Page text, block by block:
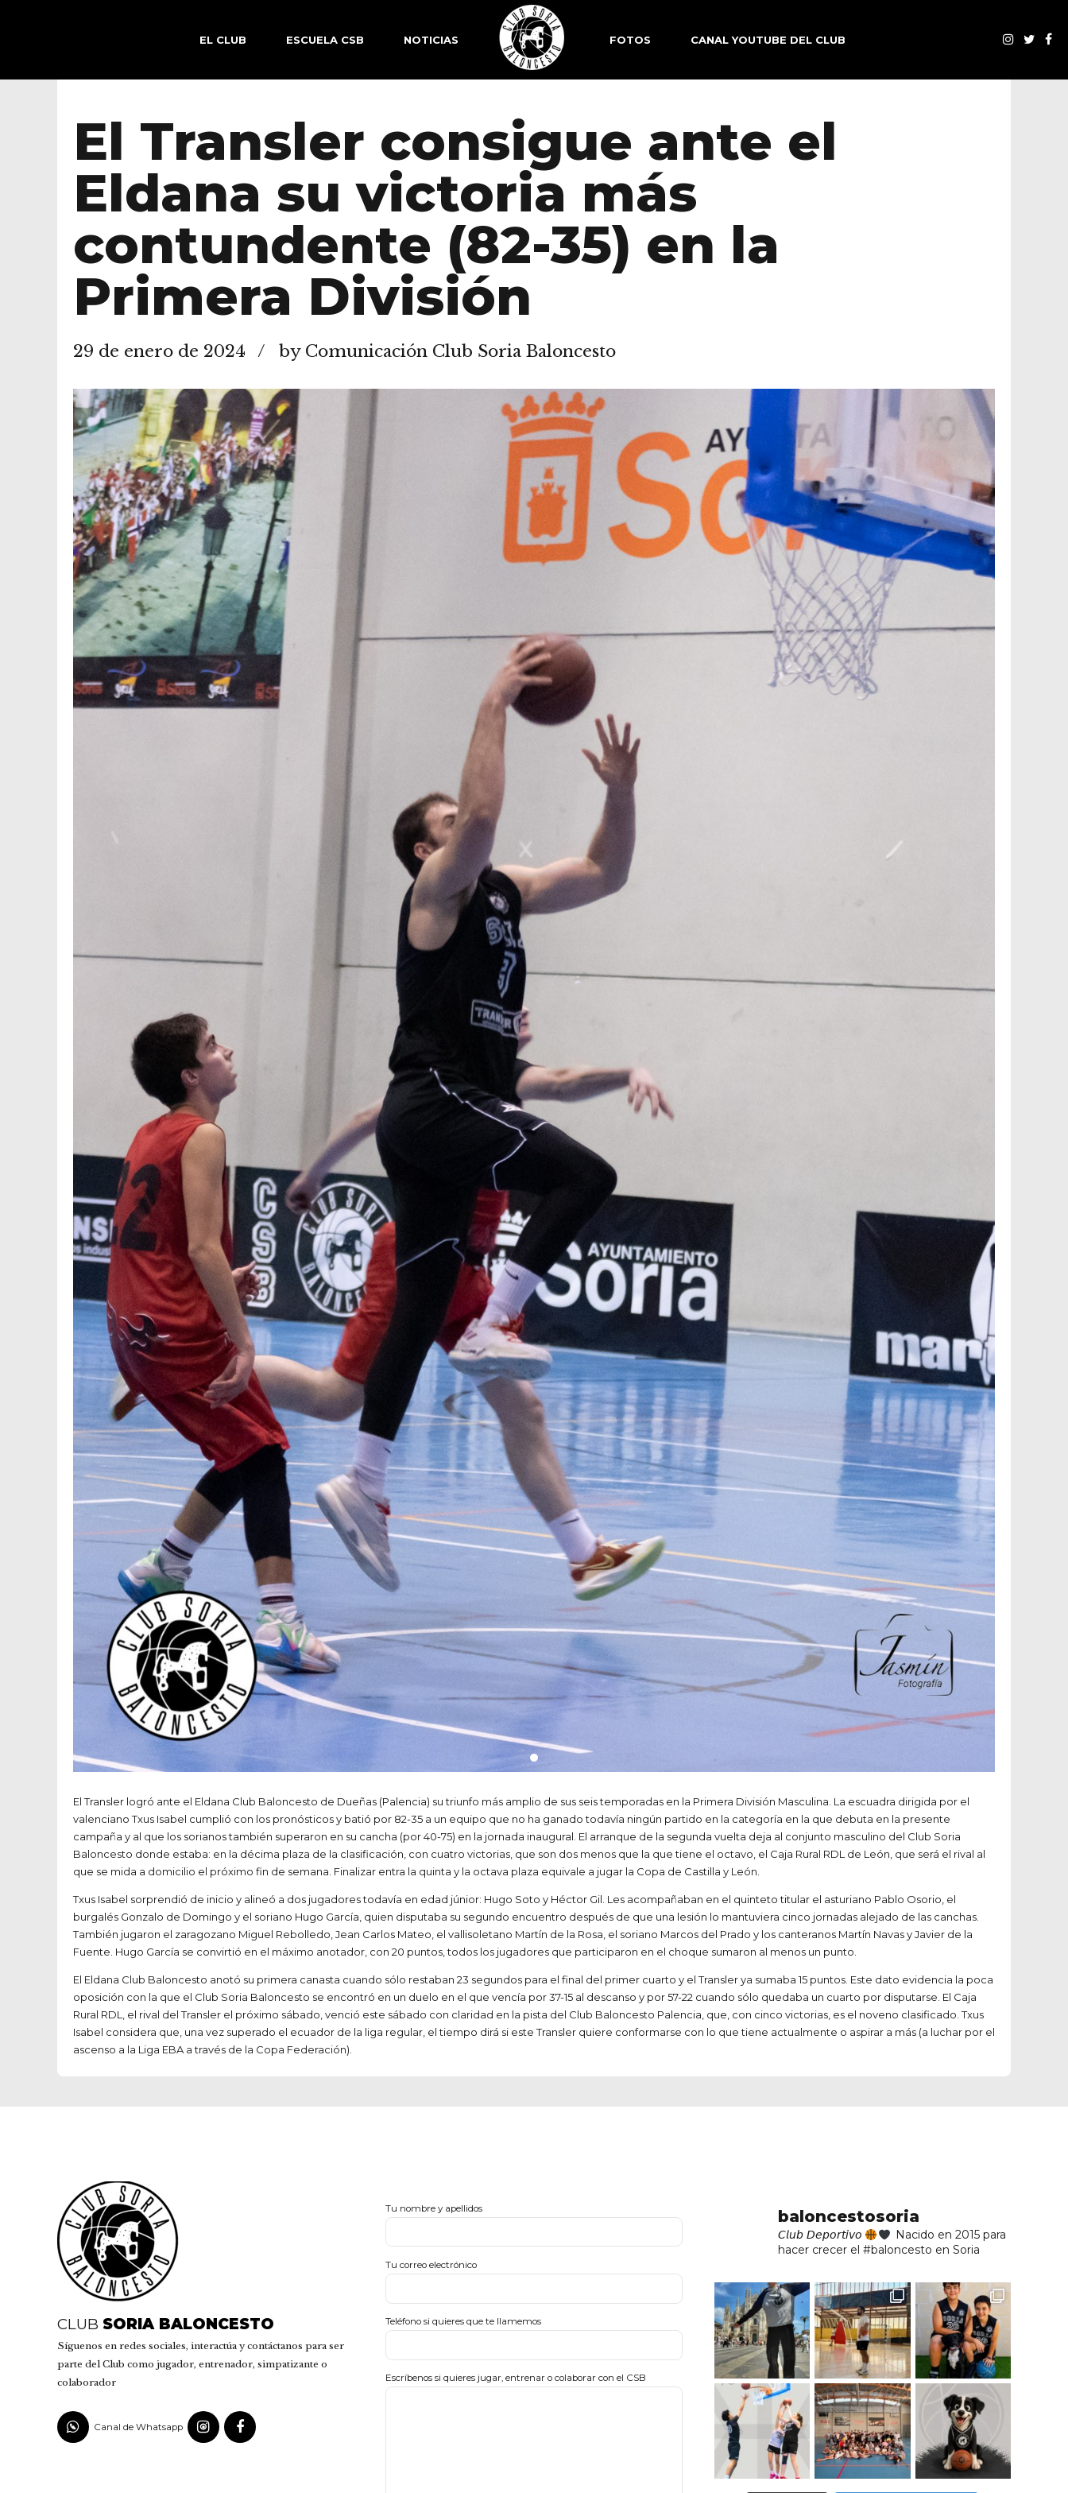
EL CLUB ESCUELA CSB NOTICIAS FOTOS CANAL YOUTUBE DEL CLUB
El Transler consigue ante el
Eldana su victoria más
contundente (82-35) en la
Primera División
29 de enero de 2024 by Comunicación Club Soria Baloncesto
El Transler logró ante el Eldana Club Baloncesto de Dueñas (Palencia) su triunfo más amplio de sus seis temporadas en la Primera División Masculina. La escuadra dirigida por el
valenciano Txus Isabel cumplió con los pronósticos y batió por 82-35 a un equipo que no ha ganado todavía ningún partido en la categoría en la que debuta en la presente
campaña y al que los sorianos también superaron en su cancha (por 40-75) en la jornada inaugural. El arranque de la segunda vuelta deja al conjunto masculino del Club Soria
Baloncesto donde estaba: en la décima plaza de la clasificación, con cuatro victorias, que son dos menos que la que tiene el octavo, el Caja Rural RDL de León, que será el rival al
que se mida a domicilio el próximo fin de semana. Finalizar entra la quinta y la octava plaza equivale a jugar la Copa de Castilla y León.
Txus Isabel sorprendió de inicio y alineó a dos jugadores todavía en edad júnior: Hugo Soto y Héctor Gil. Les acompañaban en el quinteto titular el asturiano Pablo Osorio, el
burgalés Gonzalo de Domingo y el soriano Hugo García, quien disputaba su segundo encuentro después de que una lesión lo mantuviera cinco jornadas alejado de las canchas.
También jugaron el zaragozano Miguel Rebolledo, Jean Carlos Mateo, el vallisoletano Martín de la Rosa, el soriano Marcos del Prado y los canteranos Martín Navas y Javier de la
Fuente. Hugo García se convirtió en el máximo anotador, con 20 puntos, todos los jugadores que participaron en el choque sumaron al menos un punto.
El Eldana Club Baloncesto anotó su primera canasta cuando sólo restaban 23 segundos para el final del primer cuarto y el Transler ya sumaba 15 puntos. Este dato evidencia la poca
oposición con la que el Club Soria Baloncesto se encontró en un duelo en el que vencía por 37-15 al descanso y por 57-22 cuando sólo quedaba un cuarto por disputarse. El Caja
Rural RDL, el rival del Transler el próximo sábado, venció este sábado con claridad en la pista del Club Baloncesto Palencia, que, con cinco victorias, es el noveno clasificado. Txus
Isabel considera que, una vez superado el ecuador de la liga regular, el tiempo dirá si este Transler quiere conformarse con lo que tiene actualmente o aspirar a más (a luchar por el
ascenso a la Liga EBA a través de la Copa Federación).
CLUB SORIA BALONCESTO
Síguenos en redes sociales, interactúa y contáctanos para ser
parte del Club como jugador, entrenador, simpatizante o
colaborador
Canal de Whatsapp
Tu nombre y apellidos
Tu correo electrónico
Teléfono si quieres que te llamemos
Escríbenos si quieres jugar, entrenar o colaborar con el CSB
baloncestosoria
𝘊𝘭𝘶𝘣 𝘋𝘦𝘱𝘰𝘳𝘵𝘪𝘷𝘰
Nacido en 2015 para
hacer crecer el #baloncesto en Soria